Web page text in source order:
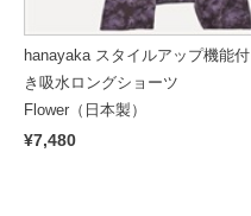
hanayaka スタイルアップ機能付
き吸水ロングショーツ
Flower（日本製）
¥7,480